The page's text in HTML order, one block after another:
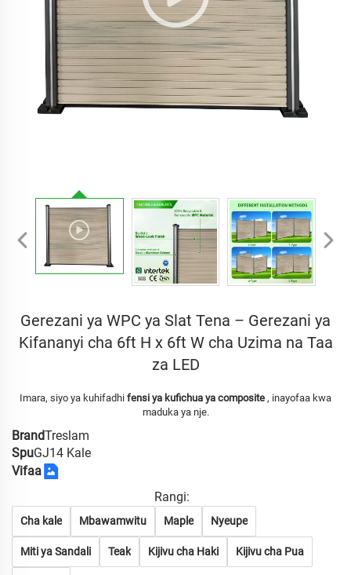
Gerezani ya WPC ya Slat Tena – Gerezani ya
Kifananyi cha 6ft H x 6ft W cha Uzima na Taa
za LED
Imara, siyo ya kuhifadhi fensi ya kufichua ya composite , inayofaa kwa
maduka ya nje.
BrandTreslam
SpuGJ14 Kale
Vifaa
Rangi:
Cha kale Mbawamwitu Maple Nyeupe
Miti ya Sandali Teak Kijivu cha Haki Kijivu cha Pua